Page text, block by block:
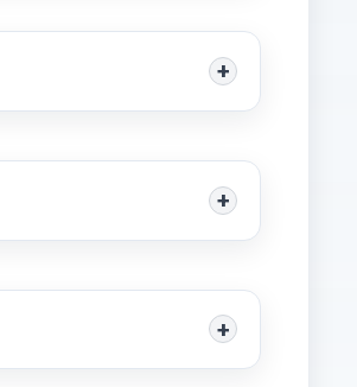
+
e campagne di
+
di navi militari verso
+
e rilanciando azioni di